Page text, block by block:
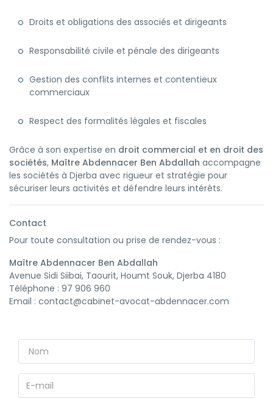
Droits et obligations des associés et dirigeants
Responsabilité civile et pénale des dirigeants
Gestion des conflits internes et contentieux
commerciaux
Respect des formalités légales et fiscales
Grâce à son expertise en droit commercial et en droit des
sociétés, Maître Abdennacer Ben Abdallah accompagne
les sociétés à Djerba avec rigueur et stratégie pour
sécuriser leurs activités et défendre leurs intérêts.
Contact
Pour toute consultation ou prise de rendez-vous :
Maître Abdennacer Ben Abdallah
Avenue Sidi Siibai, Taourit, Houmt Souk, Djerba 4180
Téléphone : 97 906 960
Email : contact@cabinet-avocat-abdennacer.com